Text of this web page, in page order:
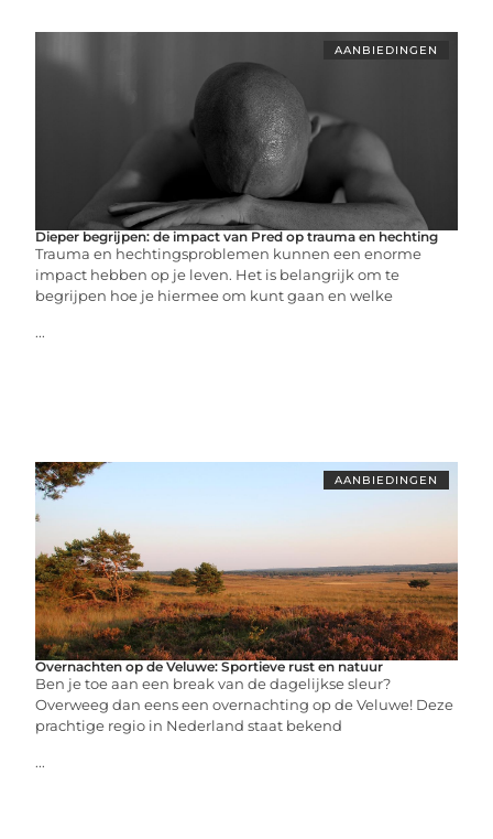
AANBIEDINGEN
Dieper begrijpen: de impact van Pred op trauma en hechting
Trauma en hechtingsproblemen kunnen een enorme
impact hebben op je leven. Het is belangrijk om te
begrijpen hoe je hiermee om kunt gaan en welke
...
AANBIEDINGEN
Overnachten op de Veluwe: Sportieve rust en natuur
Ben je toe aan een break van de dagelijkse sleur?
Overweeg dan eens een overnachting op de Veluwe! Deze
prachtige regio in Nederland staat bekend
...